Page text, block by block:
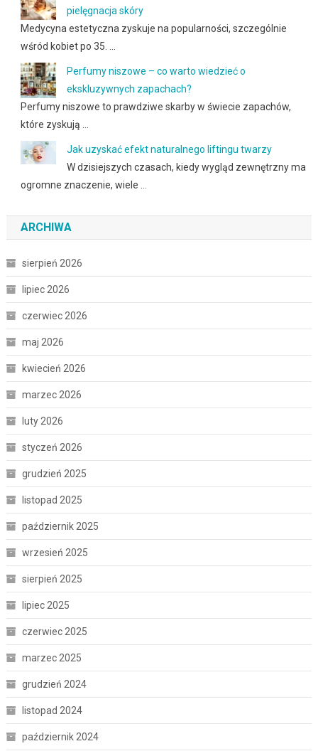
pielęgnacja skóry
Medycyna estetyczna zyskuje na popularności, szczególnie
wśród kobiet po 35. …
Perfumy niszowe – co warto wiedzieć o
ekskluzywnych zapachach?
Perfumy niszowe to prawdziwe skarby w świecie zapachów,
które zyskują …
Jak uzyskać efekt naturalnego liftingu twarzy
W dzisiejszych czasach, kiedy wygląd zewnętrzny ma
ogromne znaczenie, wiele …
ARCHIWA
sierpień 2026
lipiec 2026
czerwiec 2026
maj 2026
kwiecień 2026
marzec 2026
luty 2026
styczeń 2026
grudzień 2025
listopad 2025
październik 2025
wrzesień 2025
sierpień 2025
lipiec 2025
czerwiec 2025
marzec 2025
grudzień 2024
listopad 2024
październik 2024